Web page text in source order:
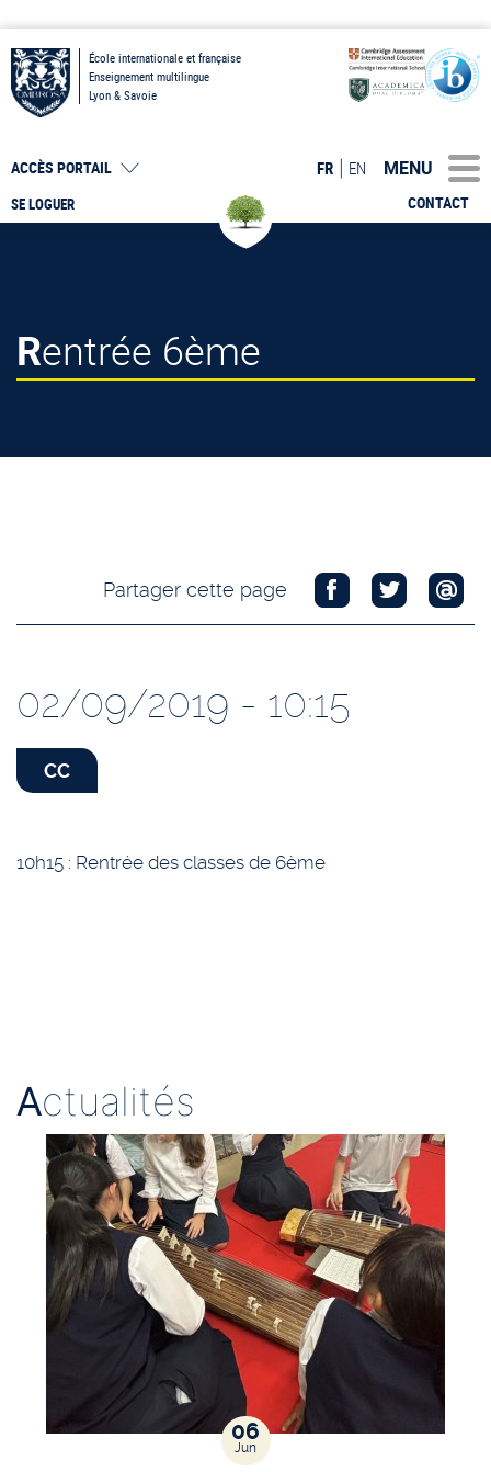
École internationale et française
Enseignement multilingue
Lyon & Savoie
SE LOGUER
ACCÈS PORTAIL
CONTACT
FR EN MENU
Rentrée 6ème
Partager cette page
02/09/2019 - 10:15
CC
10h15 : Rentrée des classes de 6ème
Actualités
06
Jun